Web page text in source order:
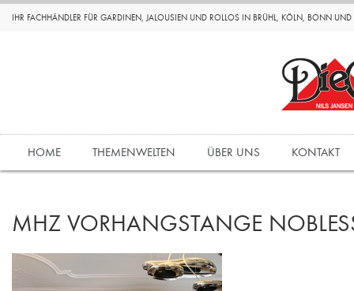
IHR FACHHÄNDLER FÜR GARDINEN, JALOUSIEN UND ROLLOS IN BRÜHL, KÖLN, BONN
HOME THEMENWELTEN ÜBER UNS KONTAKT
MHZ VORHANGSTANGE